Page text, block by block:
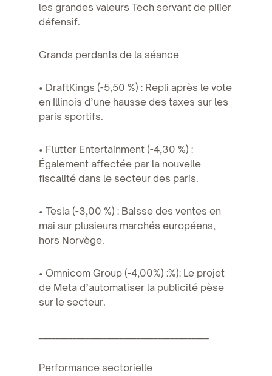
les grandes valeurs Tech servant de pilier
défensif.
Grands perdants de la séance
• DraftKings (-5,50 %) : Repli après le vote
en Illinois d’une hausse des taxes sur les
paris sportifs.
• Flutter Entertainment (-4,30 %) :
Également affectée par la nouvelle
fiscalité dans le secteur des paris.
• Tesla (-3,00 %) : Baisse des ventes en
mai sur plusieurs marchés européens,
hors Norvège.
• Omnicom Group (-4,00%) :%): Le projet
de Meta d’automatiser la publicité pèse
sur le secteur.
Performance sectorielle